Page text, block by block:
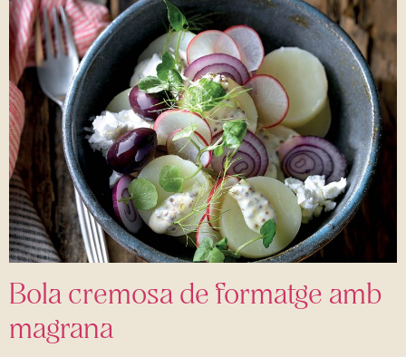
Bola cremosa de formatge amb
magrana